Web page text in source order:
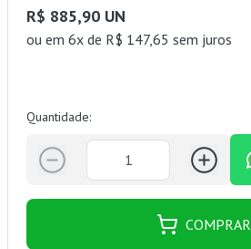
R$ 885,90 UN
ou em 6x de R$ 147,65 sem juros
Quantidade:
COMPRAR